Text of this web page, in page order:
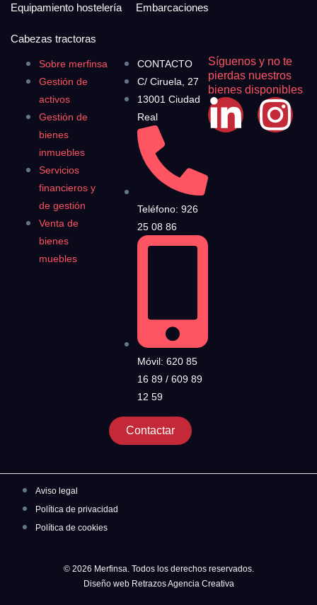
Sobre merfinsa
Gestión de
activos
Gestión de
bienes
inmuebles
Servicios
financieros y
de gestión
Venta de
bienes
muebles
CONTACTO
C/ Ciruela, 27
13001 Ciudad
Real
Teléfono: 926
25 08 86
Móvil: 620 85
16 89 / 609 89
12 59
Contactar
Síguenos y no te
pierdas nuestros
bienes disponibles
Equipamiento hostelería Embarcaciones
Cabezas tractoras
Aviso legal
Política de privacidad
Política de cookies
© 2026 Merfinsa. Todos los derechos reservados.
Diseño web Retrazos Agencia Creativa